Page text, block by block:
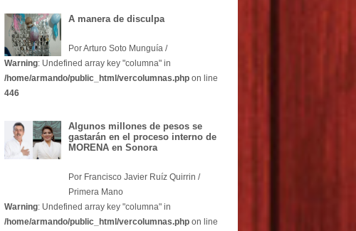
A manera de disculpa
Por Arturo Soto Munguía /
Warning: Undefined array key "columna" in
/home/armando/public_html/vercolumnas.php on line
446
Algunos millones de pesos se
gastarán en el proceso interno de
MORENA en Sonora
Por Francisco Javier Ruíz Quirrin /
Primera Mano
Warning: Undefined array key "columna" in
/home/armando/public_html/vercolumnas.php on line